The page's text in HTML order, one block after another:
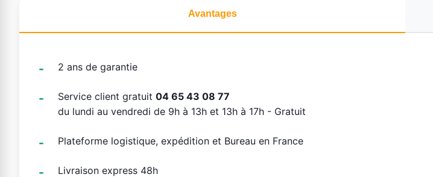
Avantages
2 ans de garantie
Service client gratuit 04 65 43 08 77
du lundi au vendredi de 9h à 13h et 13h à 17h - Gratuit
Plateforme logistique, expédition et Bureau en France
Livraison express 48h